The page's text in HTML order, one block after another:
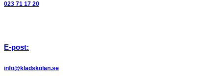
023 71 17 20
E-post:
info@kladskolan.se